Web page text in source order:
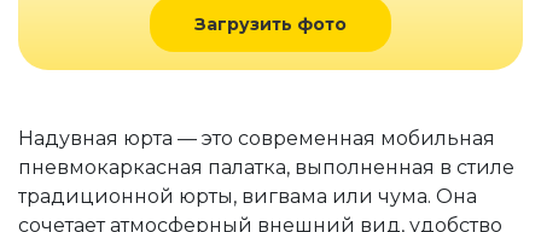
Загрузить фото
Надувная юрта — это современная мобильная
пневмокаркасная палатка, выполненная в стиле
традиционной юрты, вигвама или чума. Она
сочетает атмосферный внешний вид, удобство